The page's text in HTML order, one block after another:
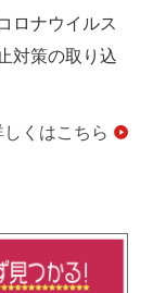
ロナウイルス
対策の取り込
くはこちら